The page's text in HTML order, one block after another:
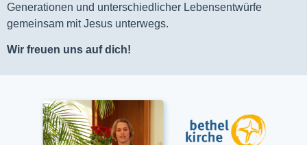
Generationen und unterschiedlicher Lebensentwürfe
gemeinsam mit Jesus unterwegs.
Wir freuen uns auf dich!